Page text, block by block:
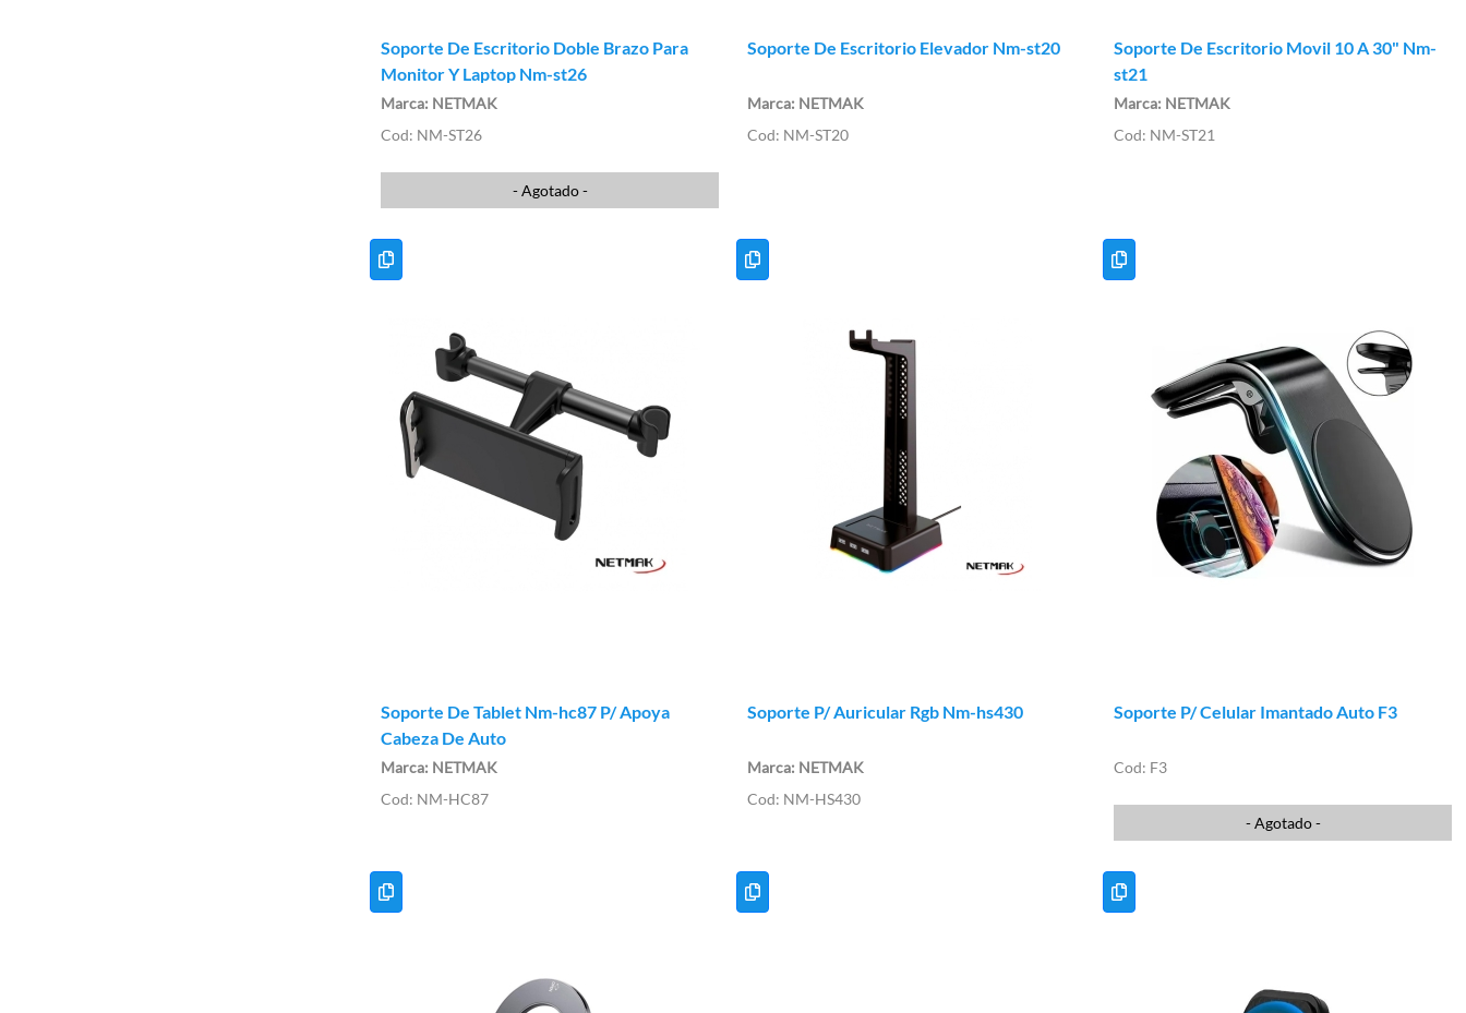
Soporte De Escritorio Doble Brazo Para
Monitor Y Laptop Nm-st26
NETMAK
NM-ST26
- Agotado -
Soporte De Escritorio Elevador Nm-st20
NETMAK
NM-ST20
Soporte De Escritorio Movil 10 A 30" Nm-
st21
NETMAK
NM-ST21
Soporte De Tablet Nm-hc87 P/ Apoya
Cabeza De Auto
NETMAK
NM-HC87
Soporte P/ Auricular Rgb Nm-hs430
NETMAK
NM-HS430
Soporte P/ Celular Imantado Auto F3
F3
- Agotado -